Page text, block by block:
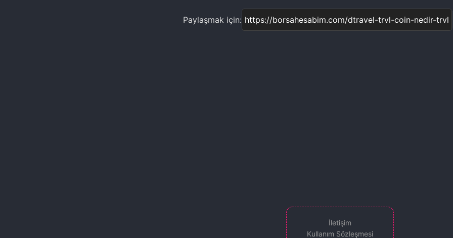
Paylaşmak için:
İletişim
Kullanım Sözleşmesi